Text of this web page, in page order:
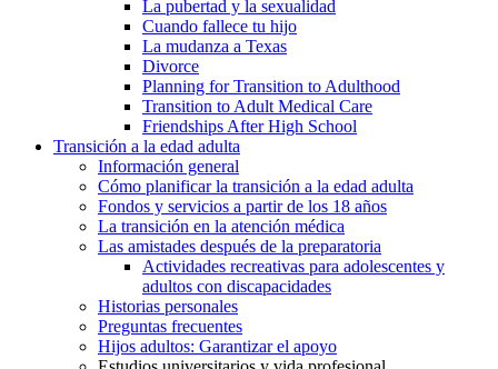
La pubertad y la sexualidad
Cuando fallece tu hijo
La mudanza a Texas
Divorce
Planning for Transition to Adulthood
Transition to Adult Medical Care
Friendships After High School
Transición a la edad adulta
Información general
Cómo planificar la transición a la edad adulta
Fondos y servicios a partir de los 18 años
La transición en la atención médica
Las amistades después de la preparatoria
Actividades recreativas para adolescentes y
adultos con discapacidades
Historias personales
Preguntas frecuentes
Hijos adultos: Garantizar el apoyo